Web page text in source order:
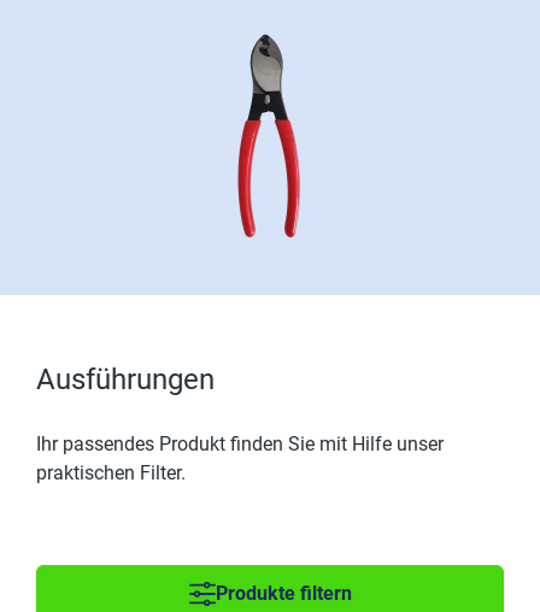
Ausführungen
Ihr passendes Produkt finden Sie mit Hilfe unser
praktischen Filter.
Produkte filtern